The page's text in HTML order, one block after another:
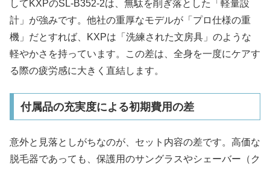
してKXPのSL-B352-2は、無駄を削ぎ落とした「軽量設
計」が強みです。他社の重厚なモデルが「プロ仕様の重
機」だとすれば、KXPは「洗練された文房具」のような
軽やかさを持っています。この差は、全身を一度にケアす
る際の疲労感に大きく直結します。
付属品の充実度による初期費用の差
意外と見落としがちなのが、セット内容の差です。高価な
脱毛器であっても、保護用のサングラスやシェーバー（ク